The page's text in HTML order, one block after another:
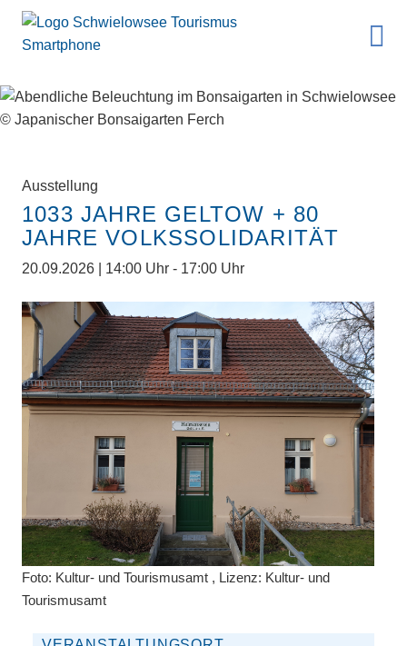
Ausstellung
1033 JAHRE GELTOW + 80
JAHRE VOLKSSOLIDARITÄT
20.09.2026 | 14:00 Uhr - 17:00 Uhr
Foto: Kultur- und Tourismusamt , Lizenz: Kultur- und
Tourismusamt